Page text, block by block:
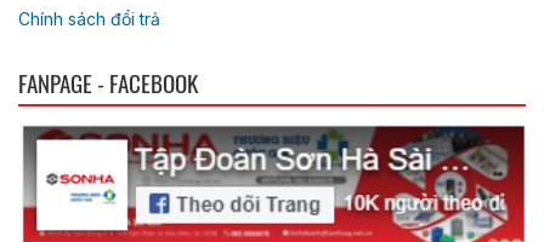
Chính sách đổi trả
FANPAGE - FACEBOOK